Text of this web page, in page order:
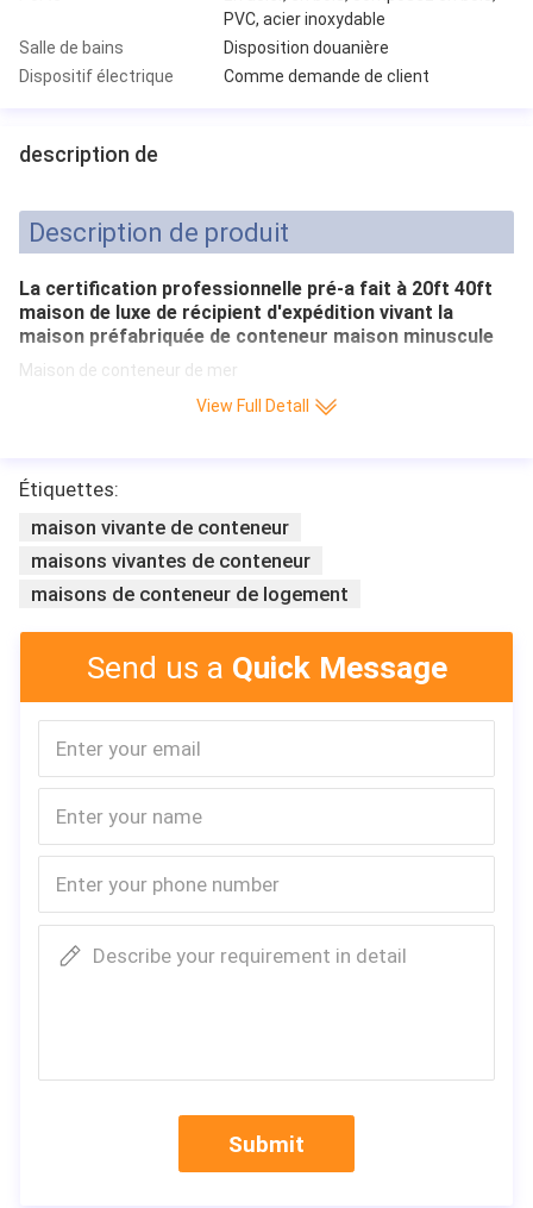
PVC, acier inoxydable
Salle de bains
Disposition douanière
Dispositif électrique
Comme demande de client
description de
Description de produit
La certification professionnelle pré-a fait à 20ft 40ft
maison de luxe de récipient d'expédition vivant la
maison préfabriquée de conteneur maison minuscule
Maison de conteneur de mer
des unités 40HC
de 2 unités nous combinez
ensemble pouvez faire une
conception confortable, voyez
sentir.
Nous pouvons faire la
conception différente
Si vous fatiguiez d'employer la
nous devons juste ajuster la
position du conteneur, nous
pouvons faire à la maison plus
vous voulez.
Le récipient d'expédition 1.ISO a 20ft 40ft 40HC, ainsi chaque
unité peut être combinée dans
protection 3.Environment.
4. La maison de récipient d'expédition est assez forte dans
View Full Detall
Étiquettes:
maison vivante de conteneur
maisons vivantes de conteneur
maisons de conteneur de logement
Send us a Quick Message
Describe your requirement in detail
Submit